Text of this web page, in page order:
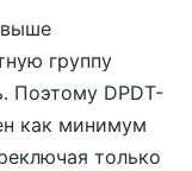
группу
Поэтому DPDT-
как минимум
только